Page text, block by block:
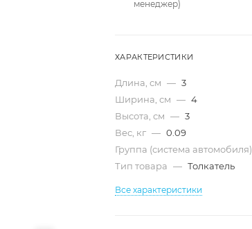
менеджер)
ХАРАКТЕРИСТИКИ
Длина, см — 3
Ширина, см — 4
Высота, см — 3
Вес, кг — 0.09
Группа (система автомобиля)
Тип товара — Толкатель
Все характеристики